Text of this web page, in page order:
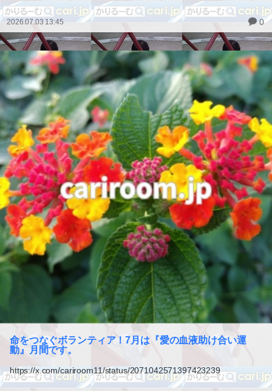
2026.07.03 13:45 0
命をつなぐボランティア！7月は『愛の血液助け合い運
動』月間です。
https://x.com/cariroom11/status/2071042571397423239